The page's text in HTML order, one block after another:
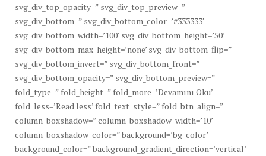
svg_div_top_opacity=” svg_div_top_preview=”
svg_div_bottom=” svg_div_bottom_color=’#333333′
svg_div_bottom_width=’100′ svg_div_bottom_height=’50’
svg_div_bottom_max_height=’none’ svg_div_bottom_flip=”
svg_div_bottom_invert=” svg_div_bottom_front=”
svg_div_bottom_opacity=” svg_div_bottom_preview=”
fold_type=” fold_height=” fold_more=’Devamını Oku’
fold_less=’Read less’ fold_text_style=” fold_btn_align=”
column_boxshadow=” column_boxshadow_width=’10’
column_boxshadow_color=” background=’bg_color’
background_color=” background_gradient_direction=’vertical’